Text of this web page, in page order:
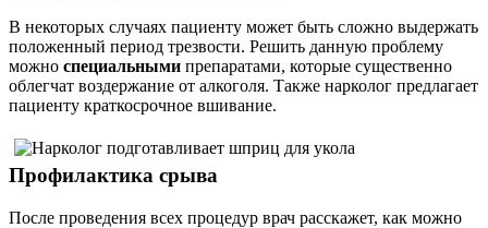
В некоторых случаях пациенту может быть сложно выдержать
положенный период трезвости. Решить данную проблему
можно специальными препаратами, которые существенно
облегчат воздержание от алкоголя. Также нарколог предлагает
пациенту краткосрочное вшивание.
Профилактика срыва
После проведения всех процедур врач расскажет, как можно